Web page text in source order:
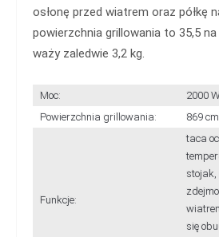
osłonę przed wiatrem oraz półkę
powierzchnia grillowania to 35,5
waży zaledwie 3,2 kg.
Moc:
2000
Powierzchnia grillowania:
869
Funkcje:
taca
stojak,
się